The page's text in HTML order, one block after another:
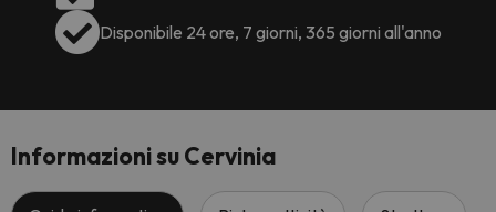
Disponibile 24 ore, 7 giorni, 365 giorni all'anno
Informazioni su Cervinia